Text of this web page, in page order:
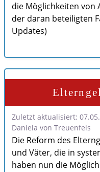
die Möglichkeiten von
der daran beteiligten
Updates)
Zuletzt aktualisiert:
Daniela von Treuenfels
Die Reform des
und Väter, die in
haben nun die